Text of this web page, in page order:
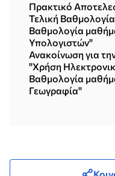
Πρακτικό
Τελική Βαθμολογία
Βαθμολογία
Υπολογιστών"
Ανακοίνωση για
"Χρήση
Βαθμολογία
Γεωγραφία"